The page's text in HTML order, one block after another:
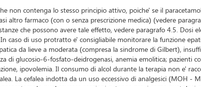
contenga lo stesso principio attivo, poiche' se il
altro farmaco (con o senza prescrizione medica) (vedere
che possono avere tale effetto, vedere paragrafo 4.5.
caso di uso protratto e' consigliabile monitorare la funzione
da lieve a moderata (compresa la sindrome di Gilbert),
glucosio-6-fosfato-deidrogenasi, anemia emolitica; pazienti
ipovolemia. Il consumo di alcol durante la terapia non e'
La cefalea indotta da un uso eccessivo di analgesici (MOH -